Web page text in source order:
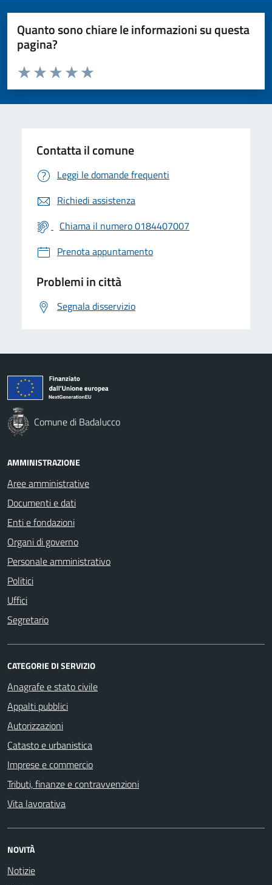
Quanto sono chiare le informazioni su questa
pagina?
Valuta da 1 a 5 stelle la pagina
Valuta 5 stelle su 5
Valuta 4 stelle su 5
Valuta 3 stelle su 5
Valuta 2 stelle su 5
Valuta 1 stelle su 5
Contatta il comune
Leggi le domande frequenti
Richiedi assistenza
Chiama il numero 0184407007
Prenota appuntamento
Problemi in città
Segnala disservizio
Comune di Badalucco
AMMINISTRAZIONE
Aree amministrative
Documenti e dati
Enti e fondazioni
Organi di governo
Personale amministrativo
Politici
Uffici
Segretario
CATEGORIE DI SERVIZIO
Anagrafe e stato civile
Appalti pubblici
Autorizzazioni
Catasto e urbanistica
Imprese e commercio
Tributi, finanze e contravvenzioni
Vita lavorativa
NOVITÀ
Notizie